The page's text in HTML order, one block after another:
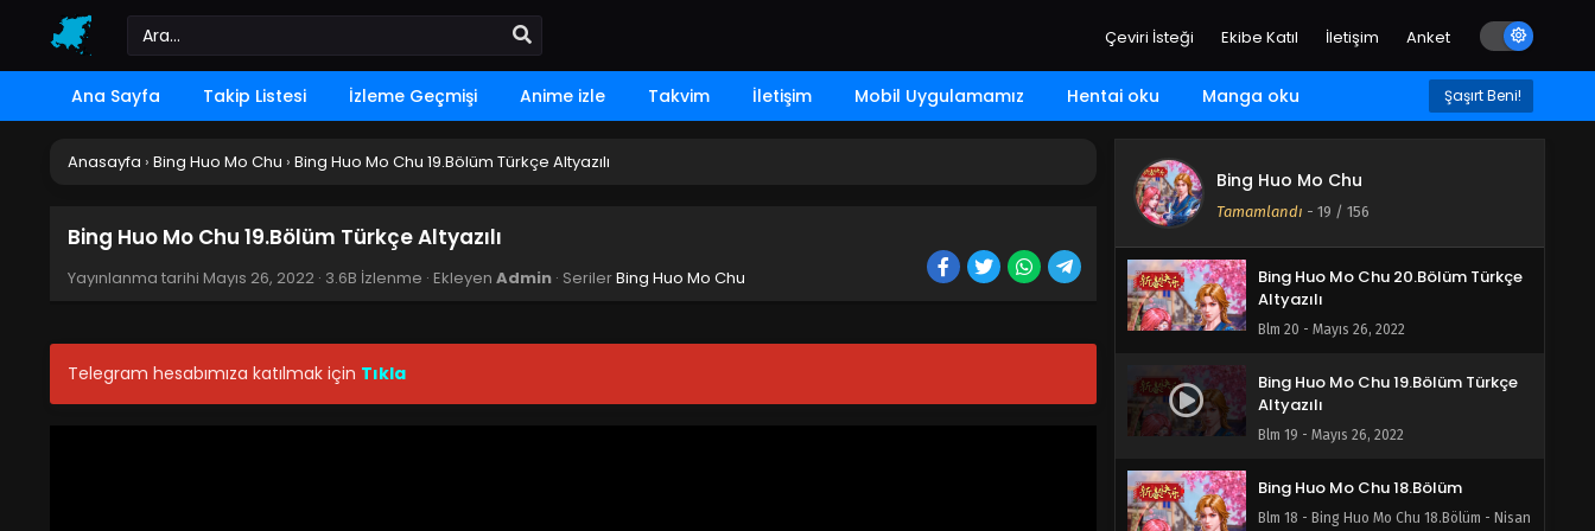
Çeviri İsteği Ekibe Katıl İletişim Anket
Ana Sayfa Takip Listesi İzleme Geçmişi Anime izle Takvim İletişim Mobil Uygulamamız Hentai oku Manga oku Şaşırt Beni!
Anasayfa › Bing Huo Mo Chu › Bing Huo Mo Chu 19.Bölüm Türkçe Altyazılı
Bing Huo Mo Chu 19.Bölüm Türkçe Altyazılı
Yayınlanma tarihi Mayıs 26, 2022 · 3.6B İzlenme · Ekleyen Admin · SerilerBing Huo Mo Chu
Telegram hesabımıza katılmak için Tıkla
Bing Huo Mo Chu
Tamamlandı - 19 / 156
Bing Huo Mo Chu 22.Bölüm Türkçe
Altyazılı
Blm 22 - Mayıs 26, 2022
Bing Huo Mo Chu 21.Bölüm Türkçe
Altyazılı
Bing Huo Mo Chu 20.Bölüm Türkçe
Altyazılı
Blm 20 - Mayıs 26, 2022
Bing Huo Mo Chu 19.Bölüm Türkçe
Altyazılı
Blm 19 - Mayıs 26, 2022
Bing Huo Mo Chu 18.Bölüm
Blm 18 - Bing Huo Mo Chu 18.Bölüm - Nisan